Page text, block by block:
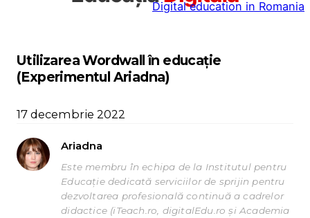
Digital education in Romania
Utilizarea Wordwall în educație
(Experimentul Ariadna)
17 decembrie 2022
Ariadna
Este membru în echipa de la Institutul pentru
Educație dedicată serviciilor de sprijin pentru
dezvoltarea profesională continuă a cadrelor
didactice (iTeach.ro, digitalEdu.ro și Academia